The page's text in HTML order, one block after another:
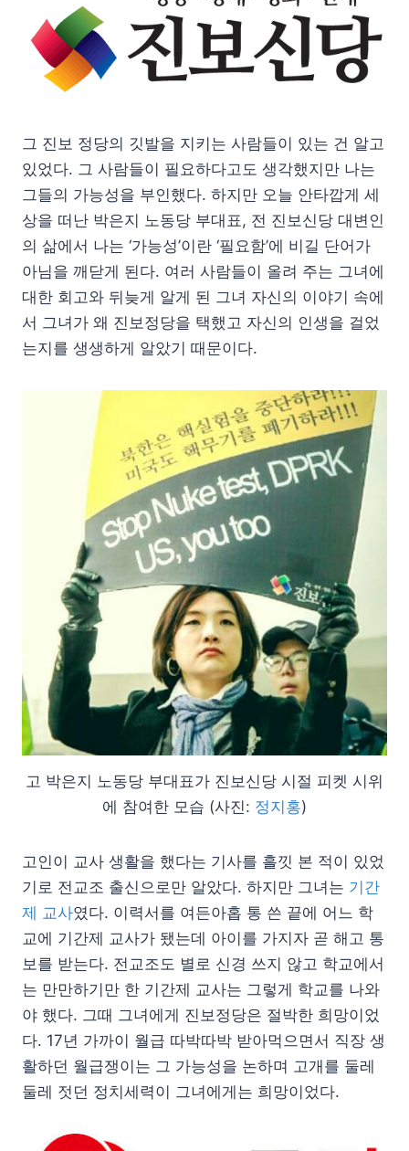
그 진보 정당의 깃발을 지키는 사람들이 있는 건 알고
있었다. 그 사람들이 필요하다고도 생각했지만 나는
그들의 가능성을 부인했다. 하지만 오늘 안타깝게 세
상을 떠난 박은지 노동당 부대표, 전 진보신당 대변인
의 삶에서 나는 ‘가능성’이란 ‘필요함’에 비길 단어가
아님을 깨닫게 된다. 여러 사람들이 올려 주는 그녀에
대한 회고와 뒤늦게 알게 된 그녀 자신의 이야기 속에
서 그녀가 왜 진보정당을 택했고 자신의 인생을 걸었
는지를 생생하게 알았기 때문이다.
고 박은지 노동당 부대표가 진보신당 시절 피켓 시위
에 참여한 모습 (사진: 정지홍)
고인이 교사 생활을 했다는 기사를 흘낏 본 적이 있었
기로 전교조 출신으로만 알았다. 하지만 그녀는 기간
제 교사였다. 이력서를 여든아홉 통 쓴 끝에 어느 학
교에 기간제 교사가 됐는데 아이를 가지자 곧 해고 통
보를 받는다. 전교조도 별로 신경 쓰지 않고 학교에서
는 만만하기만 한 기간제 교사는 그렇게 학교를 나와
야 했다. 그때 그녀에게 진보정당은 절박한 희망이었
다. 17년 가까이 월급 따박따박 받아먹으면서 직장 생
활하던 월급쟁이는 그 가능성을 논하며 고개를 둘레
둘레 젓던 정치세력이 그녀에게는 희망이었다.